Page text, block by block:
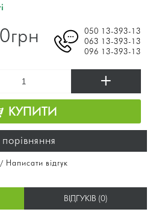
050 13-393-13
063 13-393-13
096 13-393-13
+
КУПИТИ
порівняння
/ Написати відгук
ВІДГУКІВ (0)